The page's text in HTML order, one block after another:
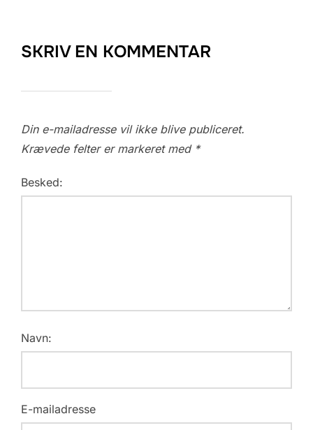
SKRIV EN KOMMENTAR
Din e-mailadresse vil ikke blive publiceret.
Krævede felter er markeret med *
Besked:
Navn:
E-mailadresse